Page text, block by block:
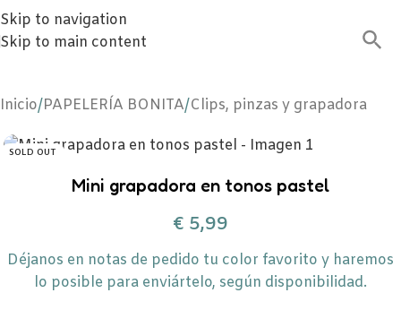
Skip to navigation
Skip to main content
Inicio/PAPELERÍA BONITA/Clips, pinzas y grapadora
SOLD OUT
Mini grapadora en tonos pastel
€ 5,99
Déjanos en notas de pedido tu color favorito y haremos
lo posible para enviártelo, según disponibilidad.